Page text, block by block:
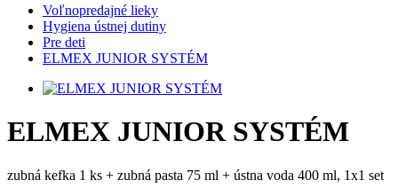
Voľnopredajné lieky
Hygiena ústnej dutiny
Pre deti
ELMEX JUNIOR SYSTÉM
ELMEX JUNIOR SYSTÉM
zubná kefka 1 ks + zubná pasta 75 ml + ústna voda 400 ml, 1x1 set